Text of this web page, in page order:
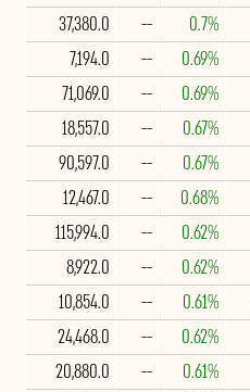
0.7%
--
37,380.0
0.69%
--
7,194.0
0.69%
--
71,069.0
0.67%
--
18,557.0
0.67%
--
90,597.0
0.68%
--
12,467.0
0.62%
--
115,994.0
0.62%
--
8,922.0
0.61%
--
10,854.0
0.62%
--
24,468.0
0.61%
--
20,880.0